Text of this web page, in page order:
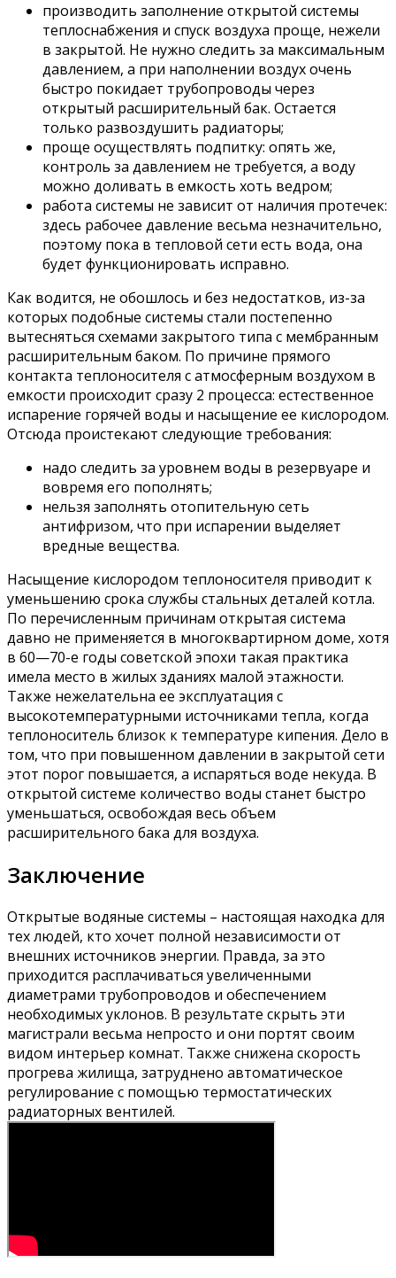
производить заполнение открытой системы
теплоснабжения и спуск воздуха проще, нежели
в закрытой. Не нужно следить за максимальным
давлением, а при наполнении воздух очень
быстро покидает трубопроводы через
открытый расширительный бак. Остается
только развоздушить радиаторы;
проще осуществлять подпитку: опять же,
контроль за давлением не требуется, а воду
можно доливать в емкость хоть ведром;
работа системы не зависит от наличия протечек:
здесь рабочее давление весьма незначительно,
поэтому пока в тепловой сети есть вода, она
будет функционировать исправно.
Как водится, не обошлось и без недостатков, из-за
которых подобные системы стали постепенно
вытесняться схемами закрытого типа с мембранным
расширительным баком. По причине прямого
контакта теплоносителя с атмосферным воздухом в
емкости происходит сразу 2 процесса: естественное
испарение горячей воды и насыщение ее кислородом.
Отсюда проистекают следующие требования:
надо следить за уровнем воды в резервуаре и
вовремя его пополнять;
нельзя заполнять отопительную сеть
антифризом, что при испарении выделяет
вредные вещества.
Насыщение кислородом теплоносителя приводит к
уменьшению срока службы стальных деталей котла.
По перечисленным причинам открытая система
давно не применяется в многоквартирном доме, хотя
в 60—70-е годы советской эпохи такая практика
имела место в жилых зданиях малой этажности.
Также нежелательна ее эксплуатация с
высокотемпературными источниками тепла, когда
теплоноситель близок к температуре кипения. Дело в
том, что при повышенном давлении в закрытой сети
этот порог повышается, а испаряться воде некуда. В
открытой системе количество воды станет быстро
уменьшаться, освобождая весь объем
расширительного бака для воздуха.
Заключение
Открытые водяные системы – настоящая находка для
тех людей, кто хочет полной независимости от
внешних источников энергии. Правда, за это
приходится расплачиваться увеличенными
диаметрами трубопроводов и обеспечением
необходимых уклонов. В результате скрыть эти
магистрали весьма непросто и они портят своим
видом интерьер комнат. Также снижена скорость
прогрева жилища, затруднено автоматическое
регулирование с помощью термостатических
радиаторных вентилей.